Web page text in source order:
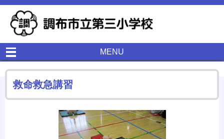
MENU
救命救急講習